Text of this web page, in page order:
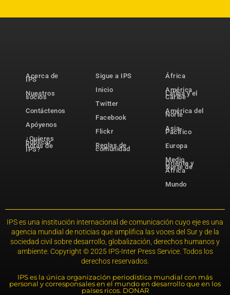
Acerca de
IPS
Nuestros
socios
Contáctenos
Apóyenos
¿Quieres
publicar
notas de
IPS?
Sigue a IPS
Inicio
Twitter
Facebook
Flickr
Reglas de
comunidad
África
América
Latina y el
Caribe
América del
Norte
Asia-
Pacífico
Europa
Medio
Oriente y
Norte de
África
Mundo
IPS es una institución internacional de comunicación cuyo eje es una
agencia mundial de noticias que amplifica las voces del Sur y de la
sociedad civil sobre desarrollo, globalización, derechos humanos y
ambiente. Copyright © 2025 IPS-Inter Press Service. Todos los
derechos reservados.
IPS es la única organización periodística mundial con más
personal y corresponsales en el mundo en desarrollo que en los
países ricos. DONAR